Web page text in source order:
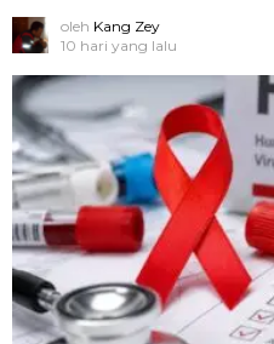
oleh Kang Zey
10 hari yang lalu